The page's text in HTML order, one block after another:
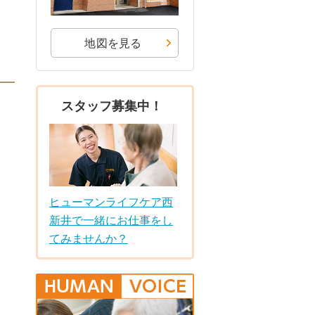
地図を見る
スタッフ募集中！
ヒューマンライフケア西
新井で一緒にお仕事をし
てみませんか？